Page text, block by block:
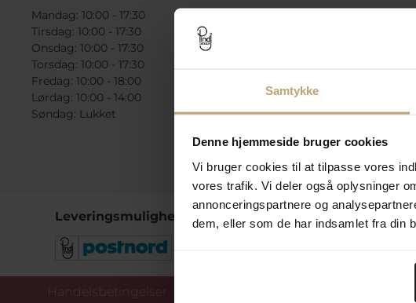
Samtykke
Denne hjemmeside bruger cookies
Vi bruger cookies til at tilpasse vores
vores trafik. Vi deler også oplysninger
annonceringspartnere og
dem, eller som de har indsamlet fra din
Mandag: 10:00 - 17:30
Tirsdag: 10:00 - 17:30
Onsdag: 10:00 - 17:30
Torsdag: 10:00 - 17:30
Fredag: 10:00 - 18:00
Lørdag: 10:00 - 14:00
Søndag: Lukket
Leveringsmuligheder
Handelsbetingelser